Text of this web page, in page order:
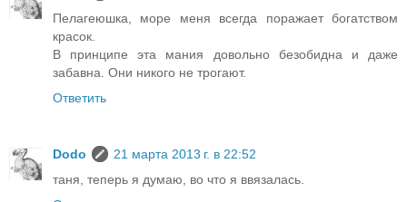
Пелагеюшка, море меня всегда поражает богатством
красок.
В принципе эта мания довольно безобидна и даже
забавна. Они никого не трогают.
Ответить
Dodo
21 марта 2013 г. в 22:52
таня, теперь я думаю, во что я ввязалась.